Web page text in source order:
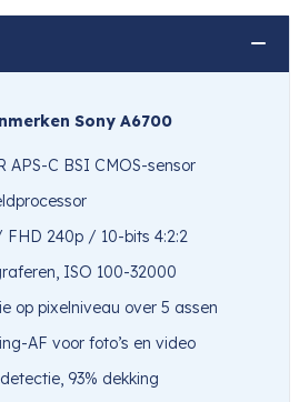
Sony A6700
APS-C BSI CMOS-sensor
FHD 240p / 10-bits 4:2:2
ISO 100-32000
op pixelniveau over 5 assen
AF voor foto’s en video
93% dekking